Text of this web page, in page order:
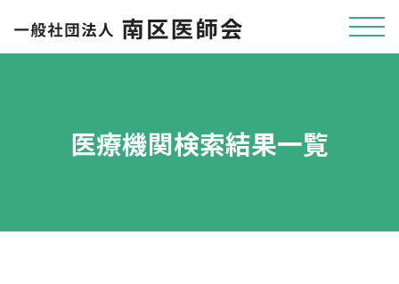
医療機関検索結果一覧